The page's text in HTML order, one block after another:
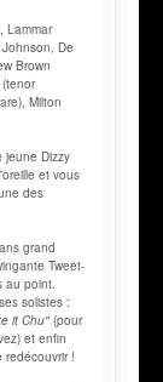
Lammar
De
Brown
Milton
jeune Dizzy
et vous
des
grand
Tweet-
au point.
solistes :
it Chu" (pour
et enfin
redécouvrir !